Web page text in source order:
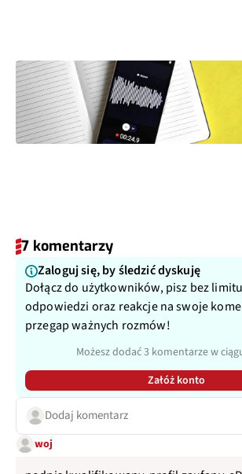
7 komentarzy
Zaloguj się, by śledzić dyskuję
Dołącz do użytkowników, pisz bez
odpowiedzi oraz reakcje na swoje
przegap ważnych rozmów!
Możesz dodać 3 komentarze w
Załóż konto
Dodaj komentarz
woj